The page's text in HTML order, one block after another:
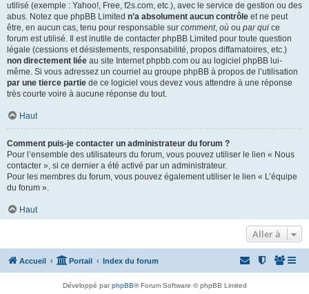
utilisé (exemple : Yahoo!, Free, f2s.com, etc.), avec le service de gestion ou des
abus. Notez que phpBB Limited n’a absolument aucun contrôle et ne peut
être, en aucun cas, tenu pour responsable sur comment, où ou par qui ce
forum est utilisé. Il est inutile de contacter phpBB Limited pour toute question
légale (cessions et désistements, responsabilité, propos diffamatoires, etc.)
non directement liée au site Internet phpbb.com ou au logiciel phpBB lui-
même. Si vous adressez un courriel au groupe phpBB à propos de l’utilisation
par une tierce partie de ce logiciel vous devez vous attendre à une réponse
très courte voire à aucune réponse du tout.
Haut
Comment puis-je contacter un administrateur du forum ?
Pour l’ensemble des utilisateurs du forum, vous pouvez utiliser le lien « Nous
contacter », si ce dernier a été activé par un administrateur.
Pour les membres du forum, vous pouvez également utiliser le lien « L’équipe
du forum ».
Haut
Aller à
Accueil Portail Index du forum
Développé parphpBB® Forum Software © phpBB Limited